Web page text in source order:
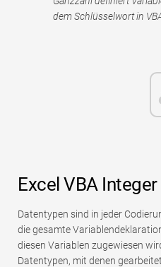
dem Schlüsselwort in
Excel VBA Integer
Datentypen sind in jeder
die gesamte
diesen Variablen zugewiesen
Datentypen, mit denen